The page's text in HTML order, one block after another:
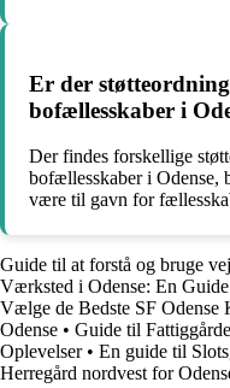
Er der
bofællesskaber i
Der findes forskellige
bofællesskaber i Odense,
være til gavn for
Guide til at forstå og bruge
Værksted i Odense: En
Vælge de Bedste SF Odense
Odense • Guide til
Oplevelser• En guide til
Herregård nordvest for